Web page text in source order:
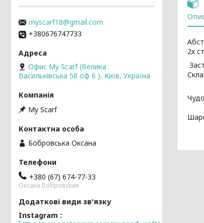
2х
myscarf18@gmail.com
+380676747733
Офис My Scarf (Велика
Васильківська 58 оф 6 ), Київ, Україна
My Scarf
Бобровська Оксана
+380 (67) 674-77-33
Оксана Бобровская
Instagram